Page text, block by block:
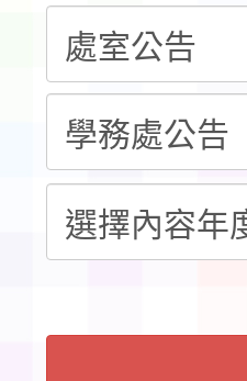
賽實施
本市「
程安排一
「桃園
展演活
請一案